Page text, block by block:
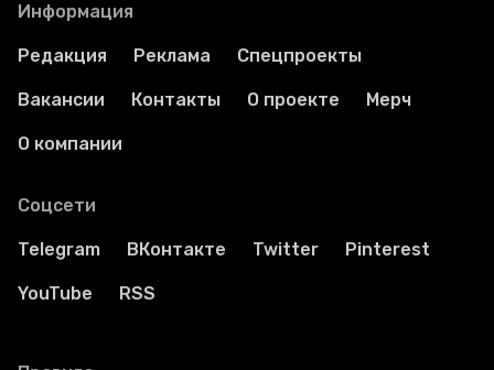
Информация
Редакция Реклама Спецпроекты
Вакансии Контакты О проекте Мерч
О компании
Соцсети
Telegram ВКонтакте Twitter Pinterest
YouTube RSS